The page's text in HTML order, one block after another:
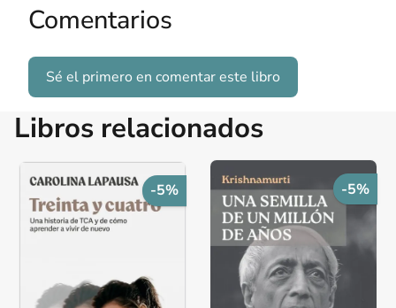
Comentarios
Sé el primero en comentar este libro
Libros relacionados
-5% -5%